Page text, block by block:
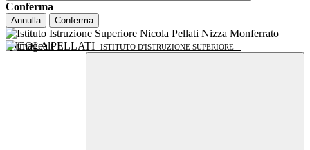
Conferma
Annulla Conferma
NICOLA PELLATI ISTITUTO D'ISTRUZIONE SUPERIORE